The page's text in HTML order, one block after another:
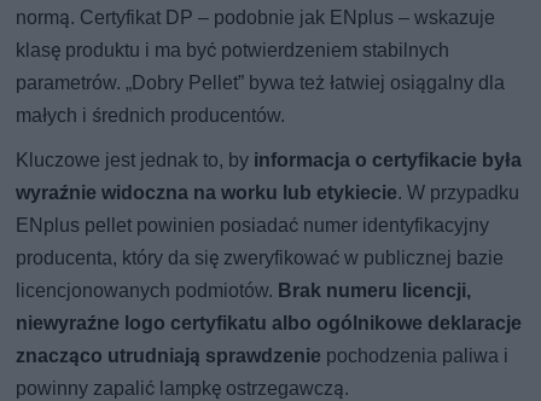
normą. Certyfikat DP – podobnie jak ENplus – wskazuje
klasę produktu i ma być potwierdzeniem stabilnych
parametrów. „Dobry Pellet” bywa też łatwiej osiągalny dla
małych i średnich producentów.
Kluczowe jest jednak to, by informacja o certyfikacie była
wyraźnie widoczna na worku lub etykiecie. W przypadku
ENplus pellet powinien posiadać numer identyfikacyjny
producenta, który da się zweryfikować w publicznej bazie
licencjonowanych podmiotów. Brak numeru licencji,
niewyraźne logo certyfikatu albo ogólnikowe deklaracje
znacząco utrudniają sprawdzenie pochodzenia paliwa i
powinny zapalić lampkę ostrzegawczą.